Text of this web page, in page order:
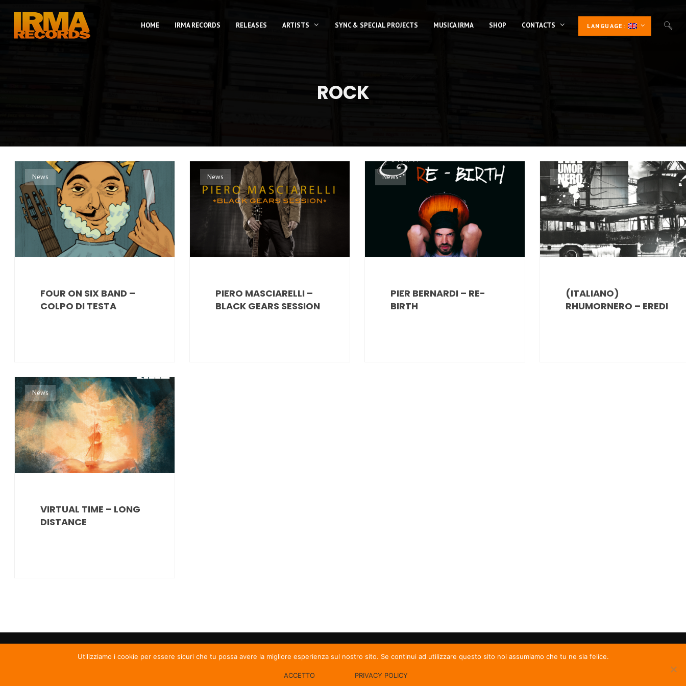
HOME IRMA RECORDS RELEASES ARTISTS SYNC & SPECIAL PROJECTS MUSICA IRMA SHOP CONTACTS LANGUAGE:
ROCK
News
FOUR ON SIX BAND –
COLPO DI TESTA
News
PIERO MASCIARELLI –
BLACK GEARS SESSION
News
PIER BERNARDI – RE-
BIRTH
News
(ITALIANO)
RHUMORNERO – EREDI
News
VIRTUAL TIME – LONG
DISTANCE
Utilizziamo i cookie per essere sicuri che tu possa avere la migliore esperienza sul nostro sito. Se continui ad utilizzare questo sito noi assumiamo che tu ne sia felice.
ACCETTO PRIVACY POLICY